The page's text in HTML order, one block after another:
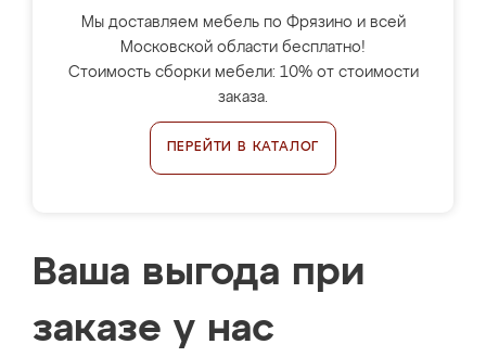
Мы доставляем мебель по Фрязино и всей
Московской области бесплатно!
Стоимость сборки мебели: 10% от стоимости
заказа.
ПЕРЕЙТИ В КАТАЛОГ
Ваша выгода при
заказе у нас